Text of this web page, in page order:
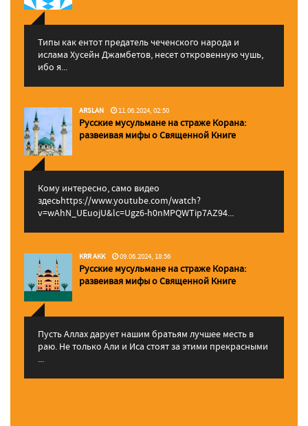
Типы как ентот предатель чеченского народа и
ислама Хусейн Джамбетов, несет откровенную чушь,
ибо я...
ARSLAN 11.06.2024, 02:50
Русские мусульмане на страже Корана:
pазвеивая мифы о Священной Книге
Кому интересно, само видео
здесьhttps://www.youtube.com/watch?
v=wAhN_UEuojU&lc=Ugz6-h0nMPQWTip7AZ94...
KRR AKK 09.06.2024, 18:56
Русские мусульмане на страже Корана:
pазвеивая мифы о Священной Книге
Пусть Аллах дарует нашим братьям лучшее месть в
раю. Не только Али и Иса стоят за этими прекрасными
...